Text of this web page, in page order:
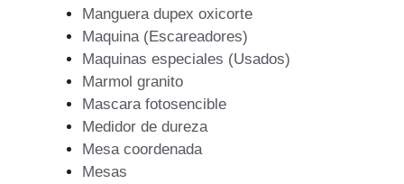
Manguera dupex oxicorte
Maquina (Escareadores)
Maquinas especiales (Usados)
Marmol granito
Mascara fotosencible
Medidor de dureza
Mesa coordenada
Mesas